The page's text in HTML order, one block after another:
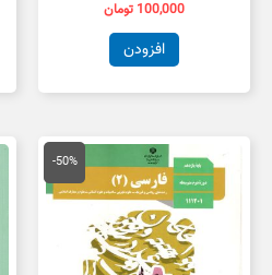
100,000 تومان
افزودن
-50%
قیمت
اصلی
100,000 تومان
بود.
قیمت
فعلی
است.